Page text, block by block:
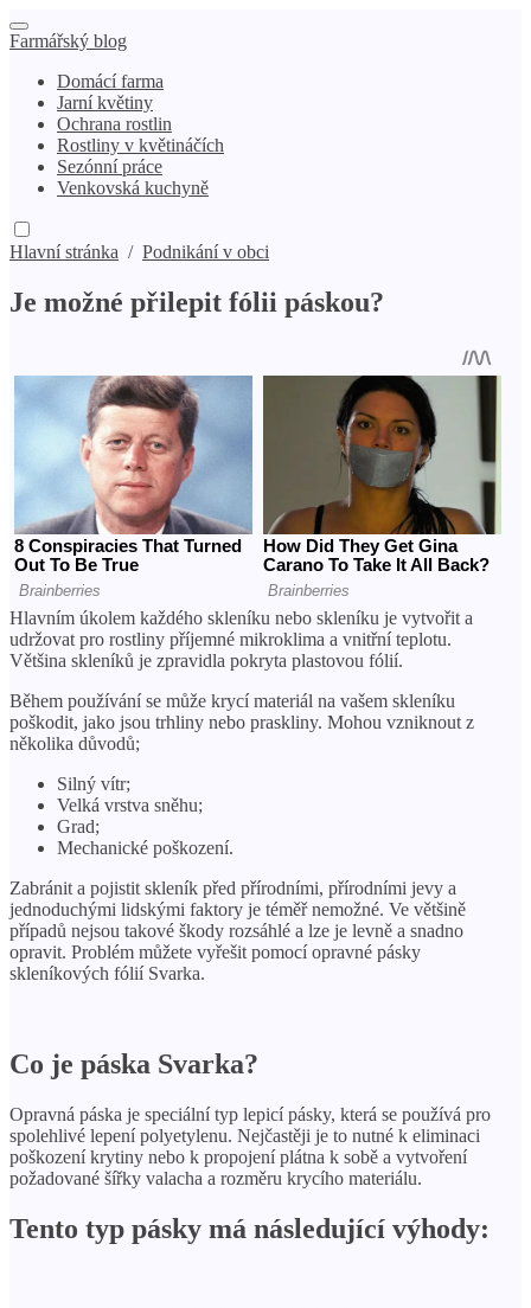
Farmářský blog
Domácí farma
Jarní květiny
Ochrana rostlin
Rostliny v květináčích
Sezónní práce
Venkovská kuchyně
Hlavní stránka / Podnikání v obci
Je možné přilepit fólii páskou?
Hlavním úkolem každého skleníku nebo skleníku je vytvořit a
udržovat pro rostliny příjemné mikroklima a vnitřní teplotu.
Většina skleníků je zpravidla pokryta plastovou fólií.
Během používání se může krycí materiál na vašem skleníku
poškodit, jako jsou trhliny nebo praskliny. Mohou vzniknout z
několika důvodů;
Silný vítr;
Velká vrstva sněhu;
Grad;
Mechanické poškození.
Zabránit a pojistit skleník před přírodními, přírodními jevy a
jednoduchými lidskými faktory je téměř nemožné. Ve většině
případů nejsou takové škody rozsáhlé a lze je levně a snadno
opravit. Problém můžete vyřešit pomocí opravné pásky
skleníkových fólií Svarka.
Co je páska Svarka?
Opravná páska je speciální typ lepicí pásky, která se používá pro
spolehlivé lepení polyetylenu. Nejčastěji je to nutné k eliminaci
poškození krytiny nebo k propojení plátna k sobě a vytvoření
požadované šířky valacha a rozměru krycího materiálu.
Tento typ pásky má následující výhody: